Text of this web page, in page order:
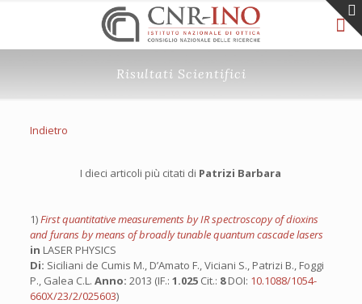
Risultati Scientifici
Indietro
I dieci articoli più citati di Patrizi Barbara
1)First quantitative measurements by IR spectroscopy of dioxins
and furans by means of broadly tunable quantum cascade lasers
in LASER PHYSICS
Di: Siciliani de Cumis M., D’Amato F., Viciani S., Patrizi B., Foggi
P., Galea C.L. Anno: 2013 (IF.: 1.025 Cit.: 8DOI: 10.1088/1054-
660X/23/2/025603)